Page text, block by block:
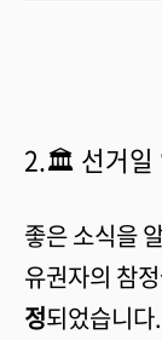
2.🏛️ 선거일
좋은 소식을
유권자의 참
정되었습니